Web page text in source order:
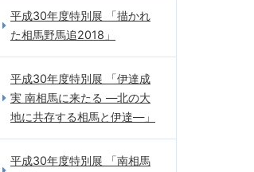
平成30年度特別展 「描かれ
た相馬野馬追2018」
平成30年度特別展 「伊達成
実 南相馬に来たる ―北の大
地に共存する相馬と伊達―」
平成30年度特別展 「南相馬